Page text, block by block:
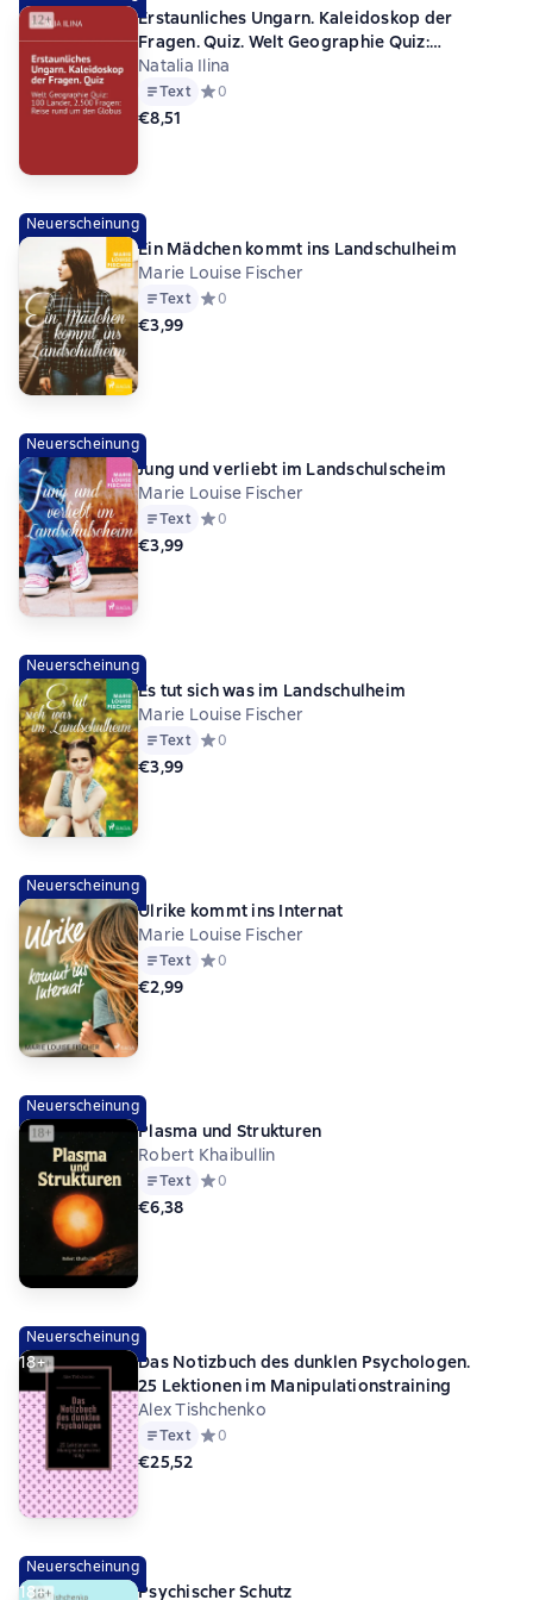
Erstaunliches Ungarn. Kaleidoskop der
Fragen. Quiz. Welt Geographie Quiz:
100 Länder, 2.500 Fragen: Reise rund um den
Globus
Natalia Ilina
Text Средний рейтинг 0 на основе 0 оценок
0
€8,51
Neuerscheinung
Ein Mädchen kommt ins Landschulheim
Marie Louise Fischer
Text Средний рейтинг 0 на основе 0 оценок
0
€3,99
Neuerscheinung
Jung und verliebt im Landschulscheim
Marie Louise Fischer
Text Средний рейтинг 0 на основе 0 оценок
0
€3,99
Neuerscheinung
Es tut sich was im Landschulheim
Marie Louise Fischer
Text Средний рейтинг 0 на основе 0 оценок
0
€3,99
Neuerscheinung
Ulrike kommt ins Internat
Marie Louise Fischer
Text Средний рейтинг 0 на основе 0 оценок
0
€2,99
Neuerscheinung
Plasma und Strukturen
Robert Khaibullin
Text Средний рейтинг 0 на основе 0 оценок
0
€6,38
Neuerscheinung
18+
Das Notizbuch des dunklen Psychologen.
25 Lektionen im Manipulationstraining
Alex Tishchenko
Text Средний рейтинг 0 на основе 0 оценок
0
€25,52
Neuerscheinung
18+
Psychischer Schutz